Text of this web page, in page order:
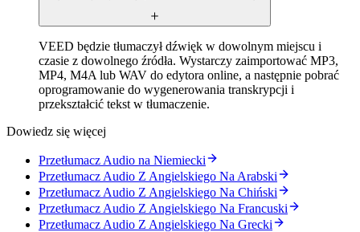
VEED będzie tłumaczył dźwięk w dowolnym miejscu i
czasie z dowolnego źródła. Wystarczy zaimportować MP3,
MP4, M4A lub WAV do edytora online, a następnie pobrać
oprogramowanie do wygenerowania transkrypcji i
przekształcić tekst w tłumaczenie.
Dowiedz się więcej
Przetłumacz Audio na Niemiecki
Przetłumacz Audio Z Angielskiego Na Arabski
Przetłumacz Audio Z Angielskiego Na Chiński
Przetłumacz Audio Z Angielskiego Na Francuski
Przetłumacz Audio Z Angielskiego Na Grecki